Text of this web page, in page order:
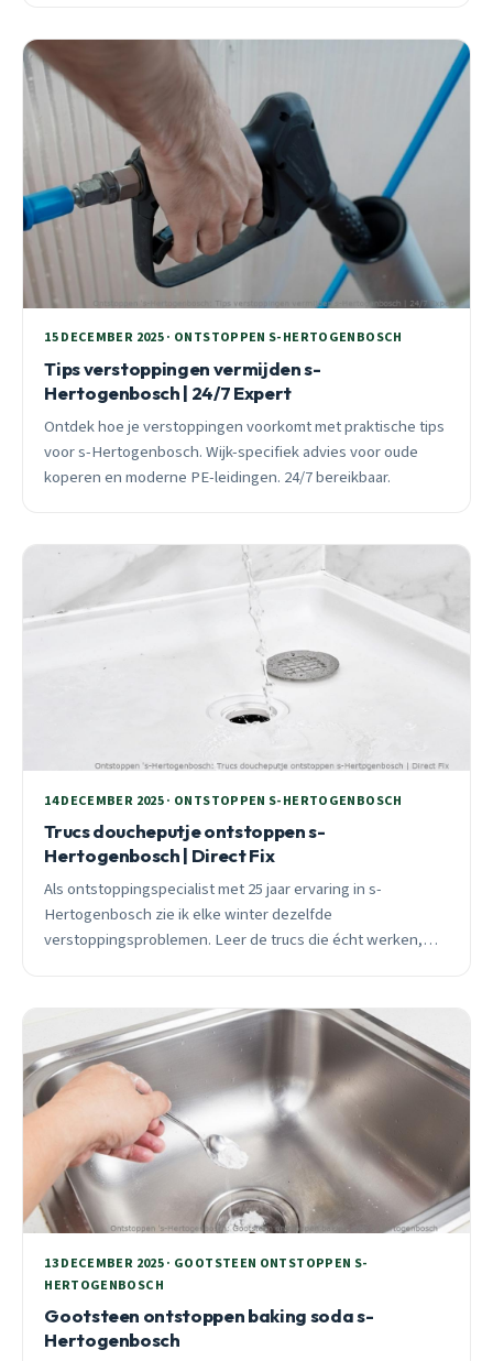
15 DECEMBER 2025 · ONTSTOPPEN S-HERTOGENBOSCH
Tips verstoppingen vermijden s-
Hertogenbosch | 24/7 Expert
Ontdek hoe je verstoppingen voorkomt met praktische tips
voor s-Hertogenbosch. Wijk-specifiek advies voor oude
koperen en moderne PE-leidingen. 24/7 bereikbaar.
14 DECEMBER 2025 · ONTSTOPPEN S-HERTOGENBOSCH
Trucs doucheputje ontstoppen s-
Hertogenbosch | Direct Fix
Als ontstoppingspecialist met 25 jaar ervaring in s-
Hertogenbosch zie ik elke winter dezelfde
verstoppingsproblemen. Leer de trucs die écht werken,
13 DECEMBER 2025 · GOOTSTEEN ONTSTOPPEN S-
HERTOGENBOSCH
Gootsteen ontstoppen baking soda s-
Hertogenbosch